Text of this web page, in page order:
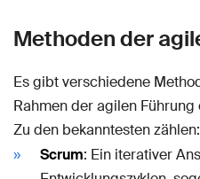
Methoden der
Es gibt verschiedene
Rahmen der agilen
Zu den bekanntesten zählen:
Scrum: Ein iterativer